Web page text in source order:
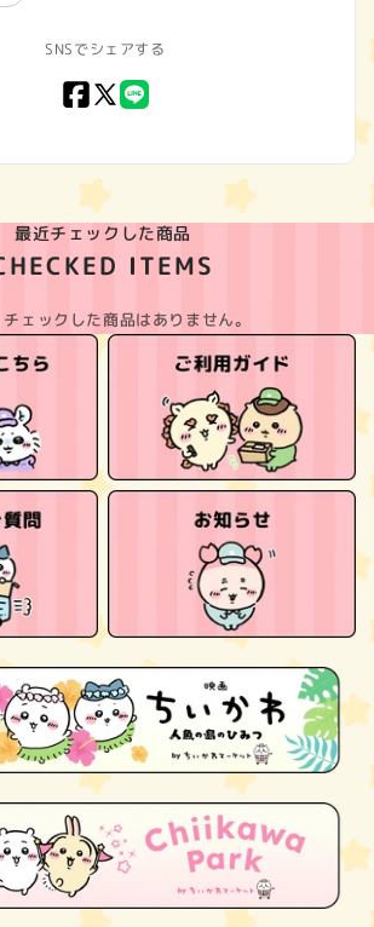
SNSでシェアする
Facebook
X
LINE
最近チェックした商品
ITEMS
ェックした商品はありません。